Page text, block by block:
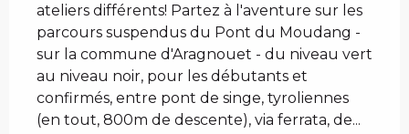
ateliers différents! Partez à l'aventure sur les
parcours suspendus du Pont du Moudang -
sur la commune d'Aragnouet - du niveau vert
au niveau noir, pour les débutants et
confirmés, entre pont de singe, tyroliennes
(en tout, 800m de descente), via ferrata, de...